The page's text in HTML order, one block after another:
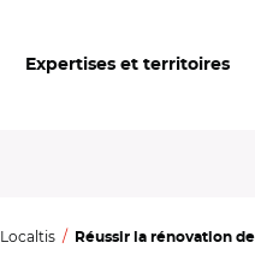
Expertises et territoires
Localtis Réussir la rénovation